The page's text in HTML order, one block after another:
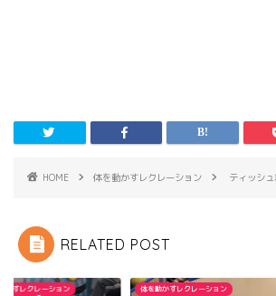
HOME 体を動かすレクレーション ティッシ
RELATED POST
かすレクレーション 体を動かすレクレーション